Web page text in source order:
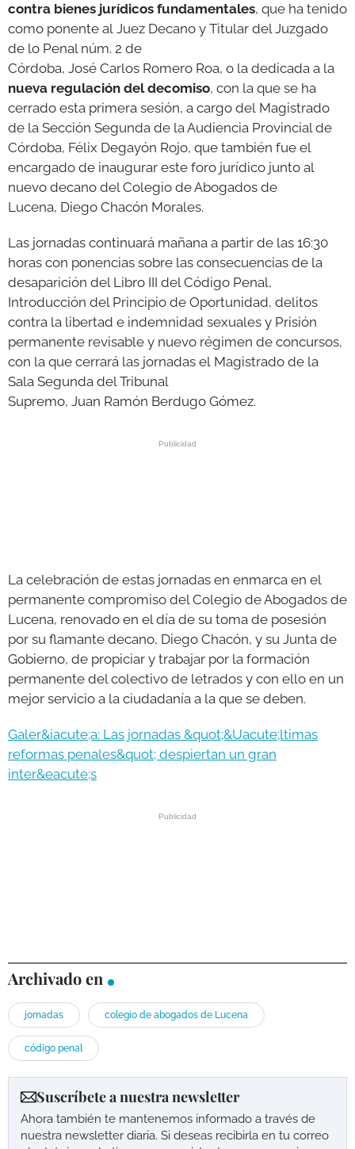
contra bienes jurídicos fundamentales, que ha tenido
como ponente al Juez Decano y Titular del Juzgado
de lo Penal núm. 2 de
Córdoba, José Carlos Romero Roa, o la dedicada a la
nueva regulación del decomiso, con la que se ha
cerrado esta primera sesión, a cargo del Magistrado
de la Sección Segunda de la Audiencia Provincial de
Córdoba, Félix Degayón Rojo, que también fue el
encargado de inaugurar este foro jurídico junto al
nuevo decano del Colegio de Abogados de
Lucena, Diego Chacón Morales.
Las jornadas continuará mañana a partir de las 16:30
horas con ponencias sobre las consecuencias de la
desaparición del Libro III del Código Penal,
Introducción del Principio de Oportunidad, delitos
contra la libertad e indemnidad sexuales y Prisión
permanente revisable y nuevo régimen de concursos,
con la que cerrará las jornadas el Magistrado de la
Sala Segunda del Tribunal
Supremo, Juan Ramón Berdugo Gómez.
La celebración de estas jornadas en enmarca en el
permanente compromiso del Colegio de Abogados de
Lucena, renovado en el día de su toma de posesión
por su flamante decano, Diego Chacón, y su Junta de
Gobierno, de propiciar y trabajar por la formación
permanente del colectivo de letrados y con ello en un
mejor servicio a la ciudadanía a la que se deben.
Galer&iacute;a: Las jornadas &quot;&Uacute;ltimas
reformas penales&quot; despiertan un gran
inter&eacute;s
Archivado en
jornadas colegio de abogados de Lucena
código penal
Suscríbete a nuestra newsletter
Ahora también te mantenemos informado a través de
nuestra newsletter diaria. Si deseas recibirla en tu correo